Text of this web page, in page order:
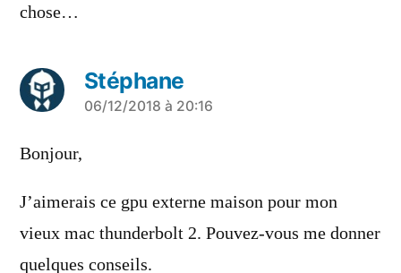
chose…
Stéphane
a
06/12/2018 à 20:16
Bonjour,
J’aimerais ce gpu externe maison pour mon
vieux mac thunderbolt 2. Pouvez-vous me donner
quelques conseils.